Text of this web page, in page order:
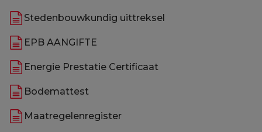
Stedenbouwkundig uittreksel
EPB AANGIFTE
Energie Prestatie Certificaat
Bodemattest
Maatregelenregister